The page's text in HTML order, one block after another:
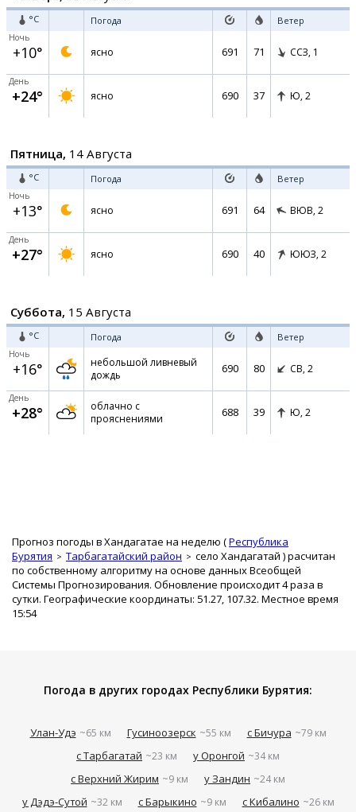
°C Погода Ветер
Ночь
+10° ясно 691 71 ССЗ, 1
День
+24° ясно 690 37 Ю, 2
Пятница, 14 Августа
°C Погода Ветер
Ночь
+13° ясно 691 64 ВЮВ, 2
День
+27° ясно 690 40 ЮЮЗ, 2
Суббота, 15 Августа
°C Погода Ветер
Ночь
+16°
небольшой ливневый
дождь
690 80 СВ, 2
День
+28°
облачно с
прояснениями
688 39 Ю, 2
Прогноз погоды в Хандагатае на неделю (Республика
Бурятия
Тарбагатайский район село Хандагатай ) расчитан
по собственному алгоритму на основе данных Всеобщей
Системы Прогнозирования. Обновление происходит 4 раза в
сутки. Географические координаты: 51.27, 107.32. Местное время
15:54
Погода в других городах Республики Бурятия:
Улан-Удэ ~65 км Гусиноозерск ~55 км с Бичура ~79 км
с Тарбагатай ~23 км у Оронгой ~34 км
с Верхний Жирим ~9 км у Зандин ~24 км
у Дэдэ-Сутой ~32 км с Барыкино ~9 км с Кибалино ~26 км